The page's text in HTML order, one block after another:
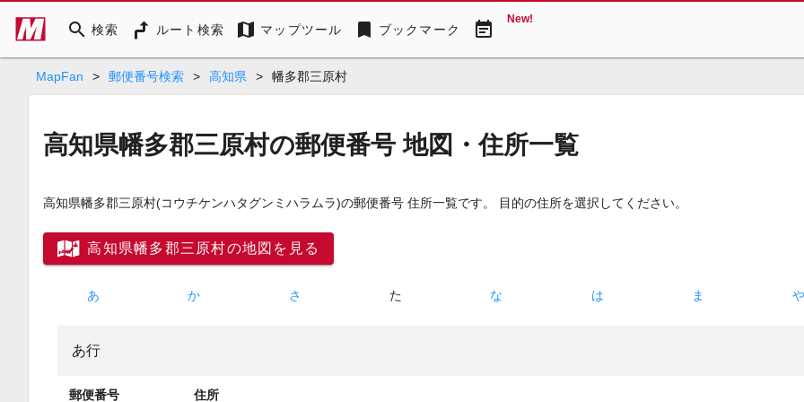
search 検索 ルート検索 map マップツール bookmark ブックマーク event_note New!
MapFan > 郵便番号検索 > 高知県 > 幡多郡三原村
高知県幡多郡三原村の郵便番号 地図・住所一覧
高知県幡多郡三原村(コウチケンハタグンミハラムラ)の郵便番号 住所一覧です。 目的の住所を選択してください。
高知県幡多郡三原村の地図を見る
あ か さ た な は ま や
あ行
郵便番号 住所